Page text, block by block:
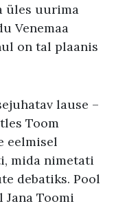
üles uurima
Venemaa
on tal plaanis
lause –
Toom
eelmisel
mida nimetati
debatiks. Pool
Toomi